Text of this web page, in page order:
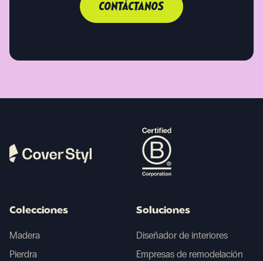
CONTÁCTANOS
Colecciones
Madera
Pierdra
Soluciones
Diseñador de interiores
Empresas de remodelación